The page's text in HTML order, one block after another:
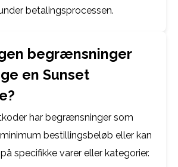
betalingsprocessen.
begrænsninger
en Sunset
har begrænsninger som
bestillingsbeløb eller kan
specifikke varer eller kategorier.